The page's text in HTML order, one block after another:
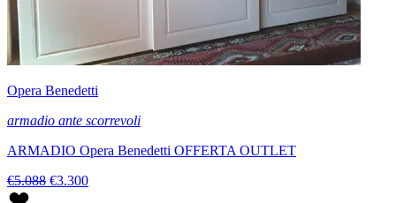
Opera Benedetti
armadio ante scorrevoli
ARMADIO Opera Benedetti OFFERTA OUTLET
€5.088 €3.300